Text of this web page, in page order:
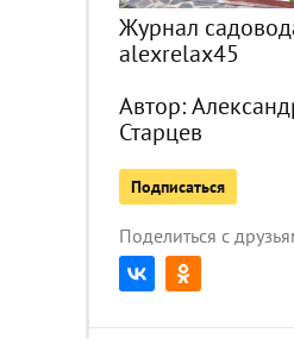
Журнал
alexrelax45
Автор:
Старцев
Подписаться
Поделиться с